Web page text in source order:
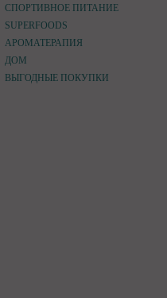
СПОРТИВНОЕ ПИТАНИЕ
SUPERFOODS
АРОМАТЕРАПИЯ
ДОМ
ВЫГОДНЫЕ ПОКУПКИ